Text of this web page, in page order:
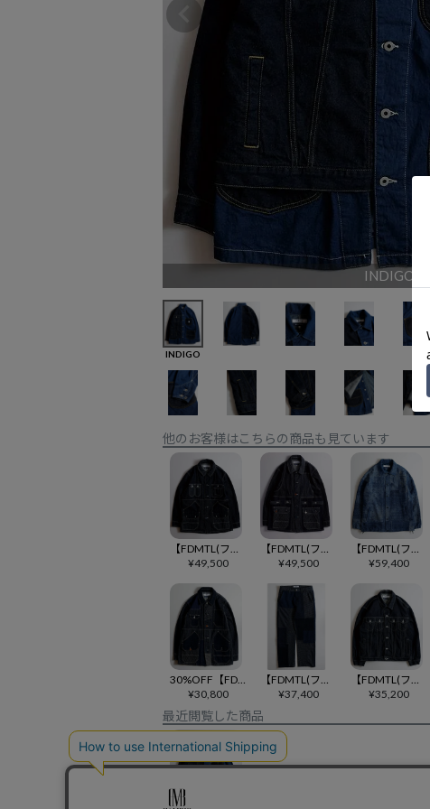
INDIGO
INDIGO
他のお客様はこちらの商品も見ています
¥49,500
¥49,500
¥59,400
¥30,800
¥37,400
¥35,200
最近閲覧した商品